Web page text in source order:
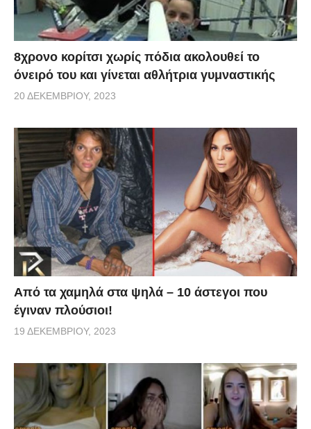
8χρονο κορίτσι χωρίς πόδια ακολουθεί το
όνειρό του και γίνεται αθλήτρια γυμναστικής
20 ΔΕΚΕΜΒΡΊΟΥ, 2023
Από τα χαμηλά στα ψηλά – 10 άστεγοι που
έγιναν πλούσιοι!
19 ΔΕΚΕΜΒΡΊΟΥ, 2023